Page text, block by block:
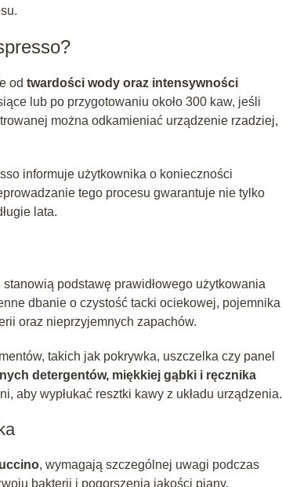
od twardości wody oraz intensywności
lub po przygotowaniu około 300 kaw, jeśli
można odkamieniać urządzenie rzadziej,
informuje użytkownika o konieczności
tego procesu gwarantuje nie tylko
lata.
stanowią podstawę prawidłowego użytkowania
dbanie o czystość tacki ociekowej, pojemnika
oraz nieprzyjemnych zapachów.
takich jak pokrywka, uszczelka czy panel
detergentów, miękkiej gąbki i ręcznika
aby wypłukać resztki kawy z układu urządzenia.
, wymagają szczególnej uwagi podczas
bakterii i pogorszenia jakości piany.